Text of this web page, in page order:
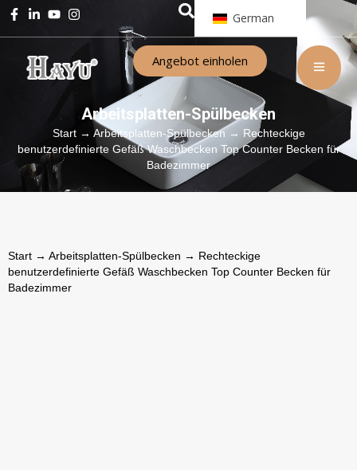
German
Angebot einholen
Arbeitsplatten-Spülbecken
Start→ Arbeitsplatten-Spülbecken→ Rechteckige
benutzerdefinierte Gefäß Waschbecken Top Counter Becken für
Badezimmer
Start → Arbeitsplatten-Spülbecken → Rechteckige
benutzerdefinierte Gefäß Waschbecken Top Counter Becken für
Badezimmer